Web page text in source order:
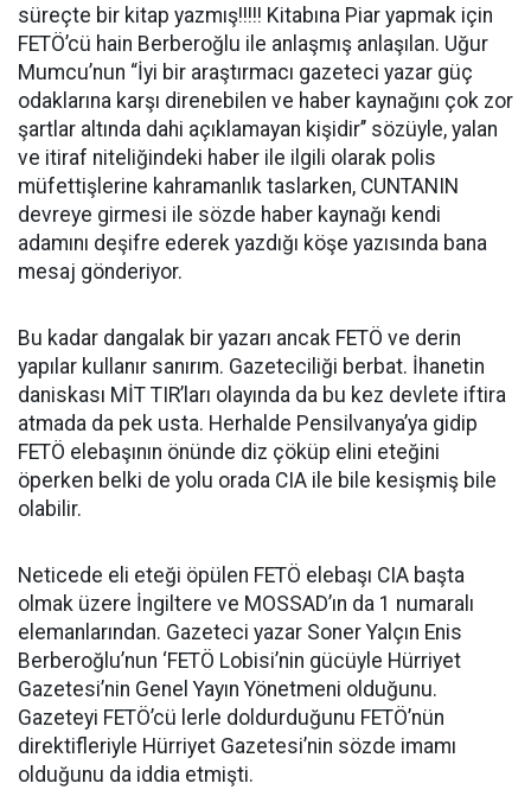
süreçte bir kitap yazmış!!!!! Kitabına Piar yapmak için
FETÖ’cü hain Berberoğlu ile anlaşmış anlaşılan. Uğur
Mumcu’nun “İyi bir araştırmacı gazeteci yazar güç
odaklarına karşı direnebilen ve haber kaynağını çok zor
şartlar altında dahi açıklamayan kişidir’’ sözüyle, yalan
ve itiraf niteliğindeki haber ile ilgili olarak polis
müfettişlerine kahramanlık taslarken, CUNTANIN
devreye girmesi ile sözde haber kaynağı kendi
adamını deşifre ederek yazdığı köşe yazısında bana
mesaj gönderiyor.
Bu kadar dangalak bir yazarı ancak FETÖ ve derin
yapılar kullanır sanırım. Gazeteciliği berbat. İhanetin
daniskası MİT TIR’ları olayında da bu kez devlete iftira
atmada da pek usta. Herhalde Pensilvanya’ya gidip
FETÖ elebaşının önünde diz çöküp elini eteğini
öperken belki de yolu orada CIA ile bile kesişmiş bile
olabilir.
Neticede eli eteği öpülen FETÖ elebaşı CIA başta
olmak üzere İngiltere ve MOSSAD’ın da 1 numaralı
elemanlarından. Gazeteci yazar Soner Yalçın Enis
Berberoğlu’nun ‘FETÖ Lobisi’nin gücüyle Hürriyet
Gazetesi’nin Genel Yayın Yönetmeni olduğunu.
Gazeteyi FETÖ’cü lerle doldurduğunu FETÖ’nün
direktifleriyle Hürriyet Gazetesi’nin sözde imamı
olduğunu da iddia etmişti.